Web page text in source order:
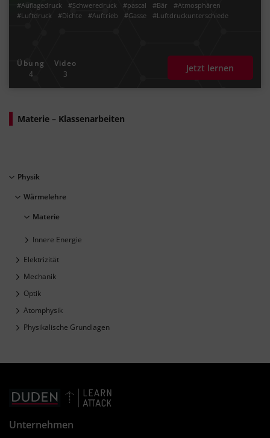
#Auflagedruck #Schweredruck #pascal #Bär
#Atmosphären
#Luftdruck
#Dichte #Auftrieb #Gasse #Luftdruckunterschiede
Übung
4
Video
3
Jetzt lernen
Materie – Klassenarbeiten
Physik
Wärmelehre
Materie
Innere Energie
Elektrizität
Mechanik
Optik
Atomphysik
Physikalische Grundlagen
Unternehmen